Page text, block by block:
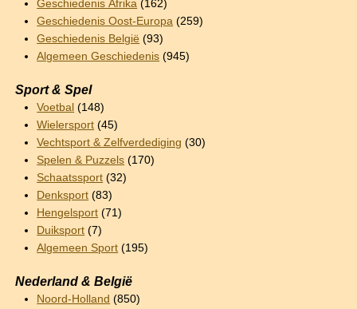
Geschiedenis Afrika (162)
Geschiedenis Oost-Europa (259)
Geschiedenis België (93)
Algemeen Geschiedenis (945)
Sport & Spel
Voetbal (148)
Wielersport (45)
Vechtsport & Zelfverdediging (30)
Spelen & Puzzels (170)
Schaatssport (32)
Denksport (83)
Hengelsport (71)
Duiksport (7)
Algemeen Sport (195)
Nederland & België
Noord-Holland (850)